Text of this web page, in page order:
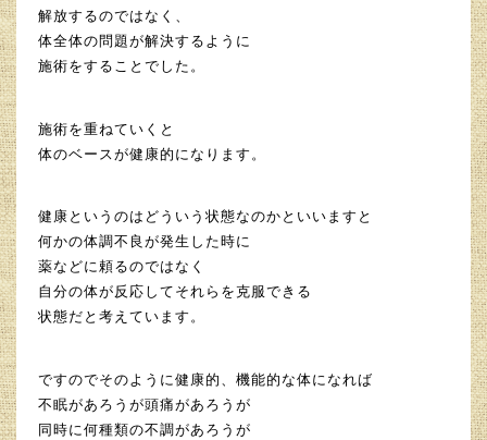
解放するのではなく、
体全体の問題が解決するように
施術をすることでした。
施術を重ねていくと
体のベースが健康的になります。
健康というのはどういう状態なのかといいますと
何かの体調不良が発生した時に
薬などに頼るのではなく
自分の体が反応してそれらを克服できる
状態だと考えています。
ですのでそのように健康的、機能的な体になれば
不眠があろうが頭痛があろうが
同時に何種類の不調があろうが